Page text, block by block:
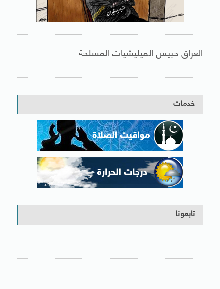
العراق حبيس الميليشيات المسلحة
خدمات
تابعونا